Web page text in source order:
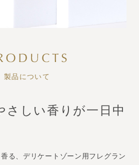
製品について
さしい香りが一日中
る、デリケートゾーン用フレグラン